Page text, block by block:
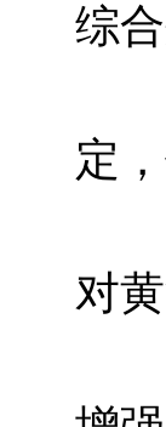
综
定
对